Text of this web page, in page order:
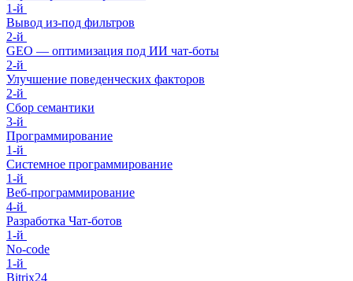
1-й
Вывод из-под фильтров
2-й
GEO — оптимизация под ИИ чат-боты
2-й
Улучшение поведенческих факторов
2-й
Сбор семантики
3-й
Программирование
1-й
Системное программирование
1-й
Веб-программирование
4-й
Разработка Чат-ботов
1-й
No-code
1-й
Bitrix24